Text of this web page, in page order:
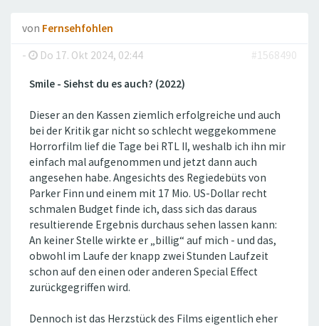
von Fernsehfohlen
-
Do 17. Okt 2024, 02:44 #1568490
Smile - Siehst du es auch? (2022)
Dieser an den Kassen ziemlich erfolgreiche und auch
bei der Kritik gar nicht so schlecht weggekommene
Horrorfilm lief die Tage bei RTL II, weshalb ich ihn mir
einfach mal aufgenommen und jetzt dann auch
angesehen habe. Angesichts des Regiedebüts von
Parker Finn und einem mit 17 Mio. US-Dollar recht
schmalen Budget finde ich, dass sich das daraus
resultierende Ergebnis durchaus sehen lassen kann:
An keiner Stelle wirkte er „billig“ auf mich - und das,
obwohl im Laufe der knapp zwei Stunden Laufzeit
schon auf den einen oder anderen Special Effect
zurückgegriffen wird.
Dennoch ist das Herzstück des Films eigentlich eher